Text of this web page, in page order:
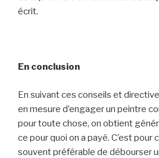
écrit.
En conclusion
En suivant ces conseils et
en mesure d’engager un peintre
pour toute chose, on obtient
ce pour quoi on a payé. C’est pour
souvent préférable de débourser